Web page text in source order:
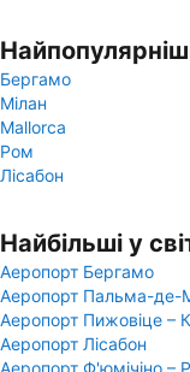
Бергамо
Мілан
Mallorca
Ром
Лісабон
Найбільші у
Аеропорт Бергамо
Аеропорт Пальма-де-
Аеропорт Пижовіце –
Аеропорт Лісабон
Аеропорт Ф'юмічіно –